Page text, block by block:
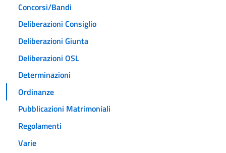
Concorsi/Bandi
Deliberazioni Consiglio
Deliberazioni Giunta
Deliberazioni OSL
Determinazioni
Ordinanze
Pubblicazioni Matrimoniali
Regolamenti
Varie